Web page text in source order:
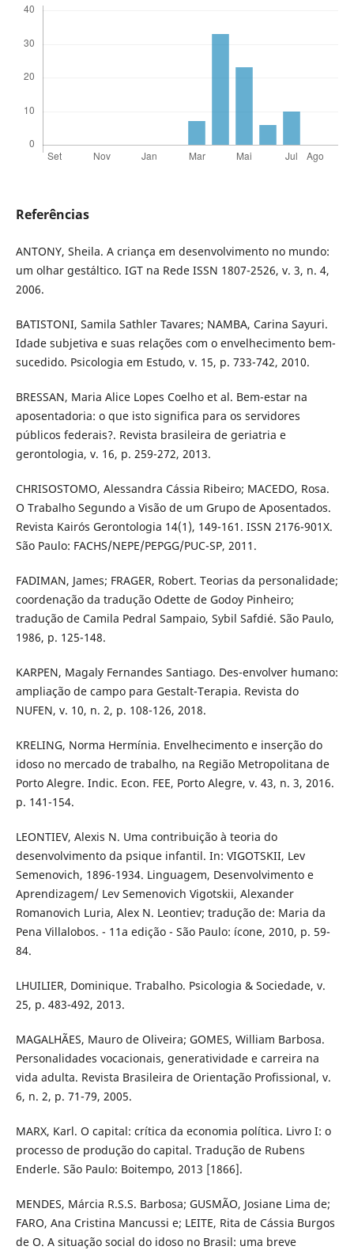
Referências
ANTONY, Sheila. A criança em desenvolvimento no mundo:
um olhar gestáltico. IGT na Rede ISSN 1807-2526, v. 3, n. 4,
2006.
BATISTONI, Samila Sathler Tavares; NAMBA, Carina Sayuri.
Idade subjetiva e suas relações com o envelhecimento bem-
sucedido. Psicologia em Estudo, v. 15, p. 733-742, 2010.
BRESSAN, Maria Alice Lopes Coelho et al. Bem-estar na
aposentadoria: o que isto significa para os servidores
públicos federais?. Revista brasileira de geriatria e
gerontologia, v. 16, p. 259-272, 2013.
CHRISOSTOMO, Alessandra Cássia Ribeiro; MACEDO, Rosa.
O Trabalho Segundo a Visão de um Grupo de Aposentados.
Revista Kairós Gerontologia 14(1), 149-161. ISSN 2176-901X.
São Paulo: FACHS/NEPE/PEPGG/PUC-SP, 2011.
FADIMAN, James; FRAGER, Robert. Teorias da personalidade;
coordenação da tradução Odette de Godoy Pinheiro;
tradução de Camila Pedral Sampaio, Sybil Safdié. São Paulo,
1986, p. 125-148.
KARPEN, Magaly Fernandes Santiago. Des-envolver humano:
ampliação de campo para Gestalt-Terapia. Revista do
NUFEN, v. 10, n. 2, p. 108-126, 2018.
KRELING, Norma Hermínia. Envelhecimento e inserção do
idoso no mercado de trabalho, na Região Metropolitana de
Porto Alegre. Indic. Econ. FEE, Porto Alegre, v. 43, n. 3, 2016.
p. 141-154.
LEONTIEV, Alexis N. Uma contribuição à teoria do
desenvolvimento da psique infantil. In: VIGOTSKII, Lev
Semenovich, 1896-1934. Linguagem, Desenvolvimento e
Aprendizagem/ Lev Semenovich Vigotskii, Alexander
Romanovich Luria, Alex N. Leontiev; tradução de: Maria da
Pena Villalobos. - 11a edição - São Paulo: ícone, 2010, p. 59-
84.
LHUILIER, Dominique. Trabalho. Psicologia & Sociedade, v.
25, p. 483-492, 2013.
MAGALHÃES, Mauro de Oliveira; GOMES, William Barbosa.
Personalidades vocacionais, generatividade e carreira na
vida adulta. Revista Brasileira de Orientação Profissional, v.
6, n. 2, p. 71-79, 2005.
MARX, Karl. O capital: crítica da economia política. Livro I: o
processo de produção do capital. Tradução de Rubens
Enderle. São Paulo: Boitempo, 2013 [1866].
MENDES, Márcia R.S.S. Barbosa; GUSMÃO, Josiane Lima de;
FARO, Ana Cristina Mancussi e; LEITE, Rita de Cássia Burgos
de O. A situação social do idoso no Brasil: uma breve